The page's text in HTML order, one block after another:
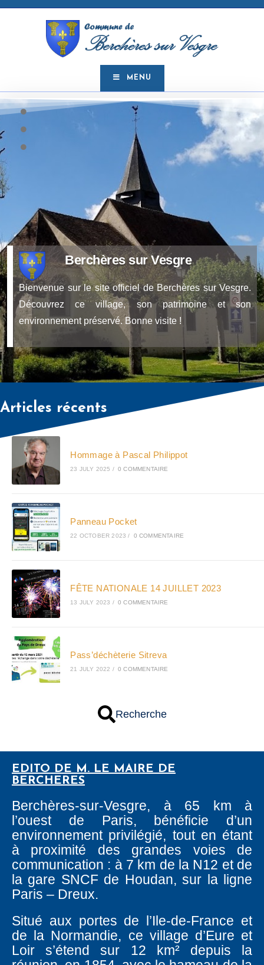
MENU
Berchères sur Vesgre
Bienvenue sur le site officiel de Berchères sur Vesgre.
Découvrez ce village, son patrimoine et son
environnement préservé. Bonne visite !
Articles récents
Hommage à Pascal Philippot
23 JULY 2025 / 0 COMMENTAIRE
Panneau Pocket
22 OCTOBER 2023 / 0 COMMENTAIRE
FÊTE NATIONALE 14 JUILLET 2023
13 JULY 2023 / 0 COMMENTAIRE
Pass’déchèterie Sitreva
21 JULY 2022 / 0 COMMENTAIRE
Recherche
EDITO DE M. LE MAIRE DE
BERCHERES
Berchères-sur-Vesgre, à 65 km à
l’ouest de Paris, bénéficie d’un
environnement privilégié, tout en étant
à proximité des grandes voies de
communication : à 7 km de la N12 et de
la gare SNCF de Houdan, sur la ligne
Paris – Dreux.
Situé aux portes de l’Ile-de-France et
de la Normandie, ce village d’Eure et
Loir s’étend sur 12 km² depuis la